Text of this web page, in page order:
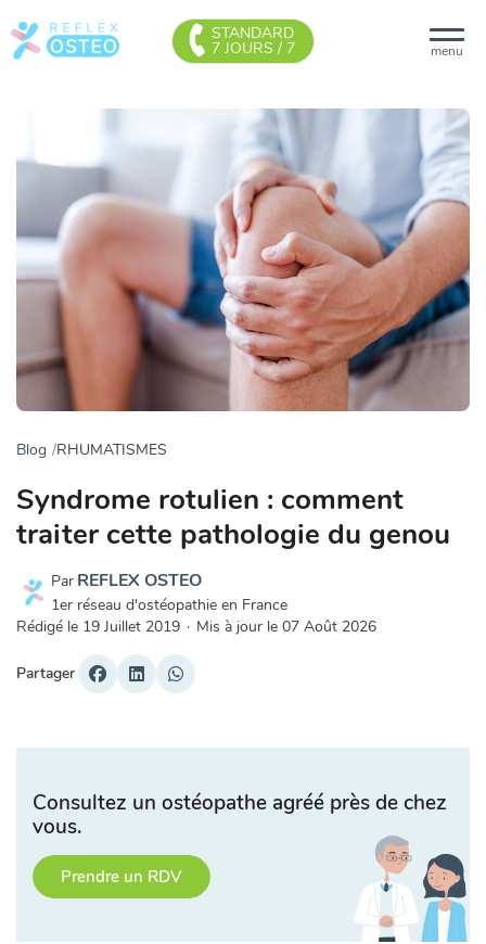
menu
STANDARD
7 JOURS / 7
Blog RHUMATISMES
Syndrome rotulien : comment
traiter cette pathologie du genou
Par REFLEX OSTEO
1er réseau d'ostéopathie en France
Rédigé le 19 Juillet 2019 · Mis à jour le 07 Août 2026
Partager
Consultez un ostéopathe agréé près de chez
vous.
Prendre un RDV